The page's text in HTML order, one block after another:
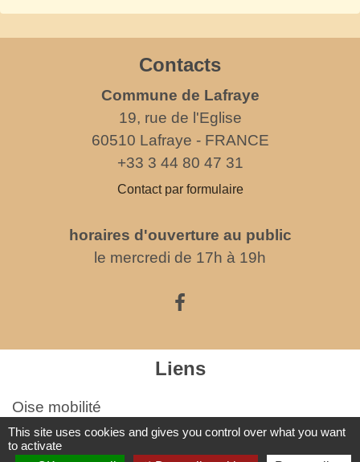
Contacts
Commune de Lafraye
19, rue de l'Eglise
60510 Lafraye - FRANCE
+33 3 44 80 47 31
Contact par formulaire
horaires d'ouverture au public
le mercredi de 17h à 19h
Liens
Oise mobilité
Service Public
Agence nationale des titres sécurisés
This site uses cookies and gives you control over what you want
to activate